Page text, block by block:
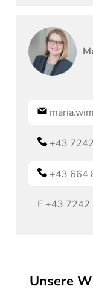
+43
+43 664
F +43
Unsere